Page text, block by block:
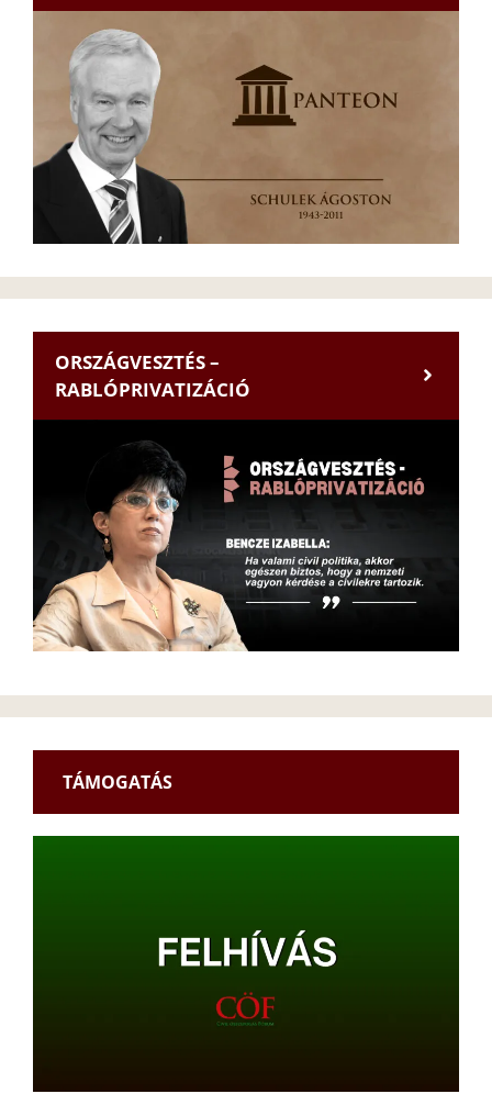
ORSZÁGVESZTÉS –
RABLÓPRIVATIZÁCIÓ
TÁMOGATÁS